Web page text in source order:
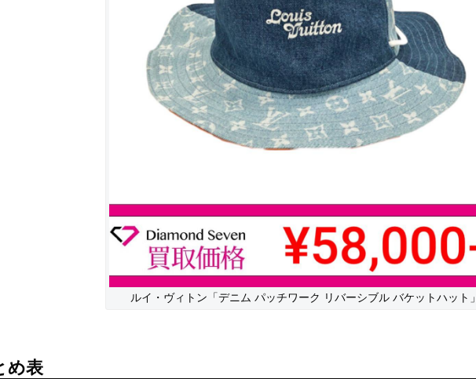
ルイ・ヴィトン「デニム パッチワーク リバーシブル バケットハット」
め表